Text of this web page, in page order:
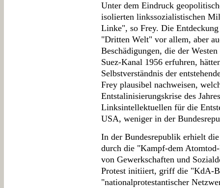
Unter dem Eindruck
isolierten linkssozialistischen
Linke", so Frey. Die
"Dritten Welt" vor allem, aber
Beschädigungen, die der
Suez-Kanal 1956 erfuhren,
Selbstverständnis der
Frey plausibel nachweisen,
Entstalinisierungskrise des
Linksintellektuellen für die
USA, weniger in der
In der Bundesrepublik erhielt
durch die "Kampf-dem
von Gewerkschaften und
Protest initiiert, griff die "KdA-
"nationalprotestantischer